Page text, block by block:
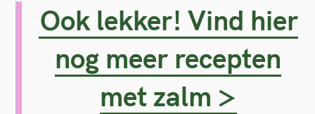
Ook lekker! Vind hier
nog meer recepten
met zalm >